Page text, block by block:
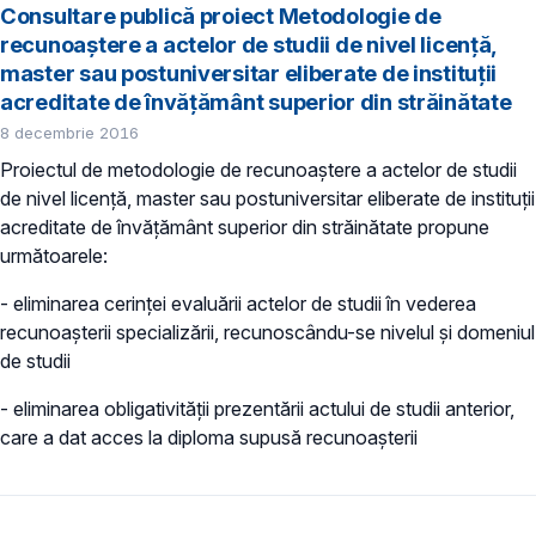
Consultare publică proiect Metodologie de
recunoaștere a actelor de studii de nivel licență,
master sau postuniversitar eliberate de instituții
acreditate de învățământ superior din străinătate
8 decembrie 2016
Proiectul de metodologie de recunoaștere a actelor de studii
de nivel licență, master sau postuniversitar eliberate de instituții
acreditate de învățământ superior din străinătate propune
următoarele:
- eliminarea cerinței evaluării actelor de studii în vederea
recunoașterii specializării, recunoscându-se nivelul și domeniul
de studii
- eliminarea obligativității prezentării actului de studii anterior,
care a dat acces la diploma supusă recunoașterii